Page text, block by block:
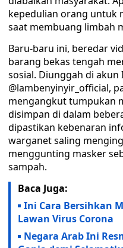
kepedulian orang untuk
saat membuang limbah
Baru-baru ini, beredar
barang bekas tengah
sosial. Diunggah di akun
@lambenyinyir_official,
mengangkut tumpukan
disimpan di dalam
dipastikan kebenaran
warganet saling
menggunting masker
sampah.
Baca Juga:
Ini Cara Bersihkan
Lawan Virus Corona
Negara Arab Ini